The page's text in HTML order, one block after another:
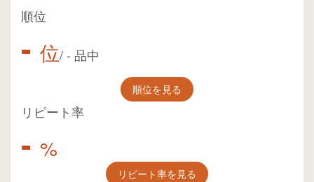
順位
- 位/- 品中
順位を見る
リピート率
- %
リピート率を見る